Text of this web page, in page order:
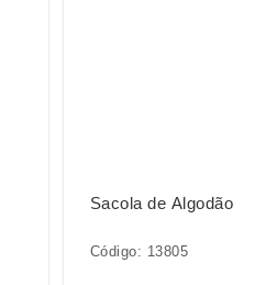
Sacola de Algodão
Código: 13805